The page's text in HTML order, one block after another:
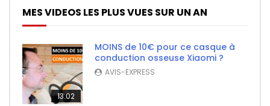
MES VIDEOS LES PLUS VUES SUR UN AN
13:02
MOINS de 10€ pour ce casque à
conduction osseuse Xiaomi ?
AVIS-EXPRESS